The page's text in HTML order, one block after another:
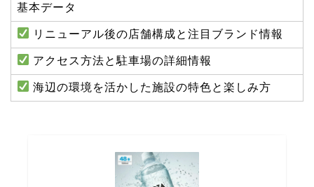
基本データ
リニューアル後の店舗構成と注目ブランド情報
アクセス方法と駐車場の詳細情報
海辺の環境を活かした施設の特色と楽しみ方